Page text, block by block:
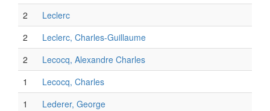
2
Leclerc
2
Leclerc, Charles-Guillaume
2
Lecocq, Alexandre Charles
1
Lecocq, Charles
1
Lederer, George